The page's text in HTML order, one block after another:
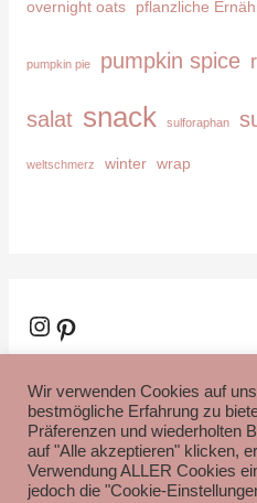
overnight oats pflanzliche
pumpkin pie pumpkin spice
salat snack sulforaphan
weltschmerz winter wrap
Instagram Pinterest
Impressum
Wir verwenden Cookies auf
bestmögliche Erfahrung zu
Präferenzen und wiederholten
auf "Alle akzeptieren" klicken,
Verwendung ALLER Cookies
jedoch die "Cookie-